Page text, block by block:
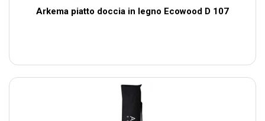
Arkema piatto doccia in legno Ecowood D 107